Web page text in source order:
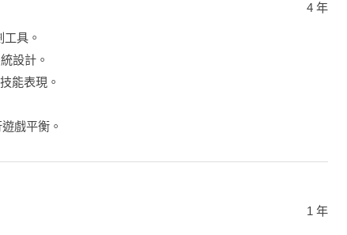
4 年
具。
設計。
能表現。
戲平衡。
1 年